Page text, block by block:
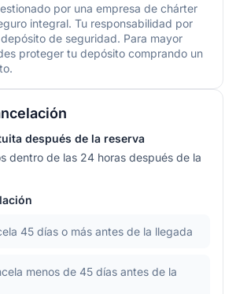
por una empresa de chárter
integral. Tu responsabilidad por
de seguridad. Para mayor
proteger tu depósito comprando un
después de la reserva
dentro de las 24 horas después de la
45 días o más antes de la llegada
menos de 45 días antes de la